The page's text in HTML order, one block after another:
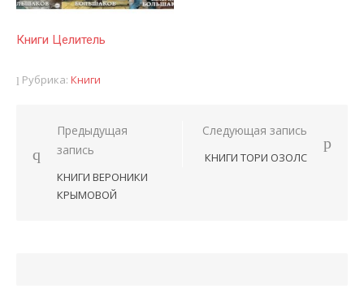
Книги Целитель
Рубрика: Книги
Навигация
записям
Предыдущая
запись
КНИГИ ВЕРОНИКИ
КРЫМОВОЙ
Следующая запись
КНИГИ ТОРИ ОЗОЛС